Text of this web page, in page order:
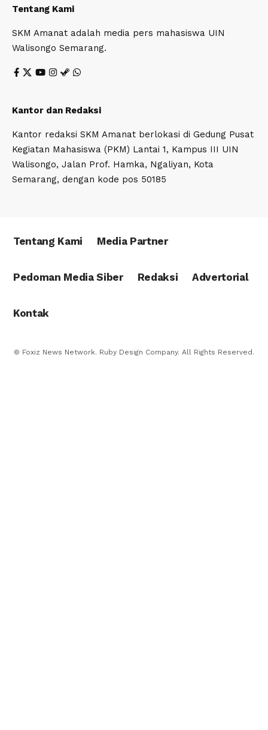
Tentang Kami
SKM Amanat adalah media pers mahasiswa UIN
Walisongo Semarang.
Kantor dan Redaksi
Kantor redaksi SKM Amanat berlokasi di Gedung Pusat
Kegiatan Mahasiswa (PKM) Lantai 1, Kampus III UIN
Walisongo, Jalan Prof. Hamka, Ngaliyan, Kota
Semarang, dengan kode pos 50185
Tentang Kami Media Partner
Pedoman Media Siber Redaksi Advertorial
Kontak
© Foxiz News Network. Ruby Design Company. All Rights Reserved.